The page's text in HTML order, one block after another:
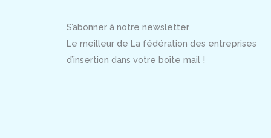
S’abonner à notre newsletter
Le meilleur de La fédération des entreprises
d’insertion dans votre boîte mail !